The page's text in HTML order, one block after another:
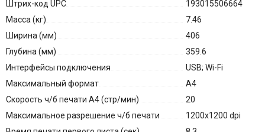
Штрих-код UPC
193015506664
Масса (кг)
7.46
Ширина (мм)
406
Глубина (мм)
359.6
Интерфейсы подключения
USB; Wi-Fi
Максимальный формат
A4
Скорость ч/б печати A4 (стр/мин)
20
Максимальное разрешение ч/б печати
1200x1200 dpi